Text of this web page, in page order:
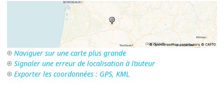
Naviguer sur une carte plus grande
Signaler une erreur de localisation à l’auteur
Exporter les coordonnées : GPS, KML